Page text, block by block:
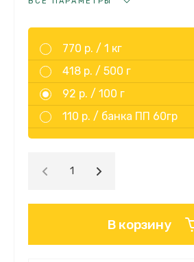
418 р. / 500 г
770 р. / 1 кг
92 р. / 100 г
110 р. / банка ПП 60гр
В корзину